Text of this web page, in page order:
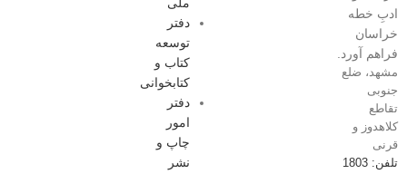
ادبِ خطه
خراسان
فراهم آورد.
مشهد، ضلع
جنوبی
تقاطع
کلاهدوز و
قرنی
تلفن: 1803
ملی
دفتر
توسعه
کتاب و
کتابخوانی
دفتر
امور
چاپ و
نشر